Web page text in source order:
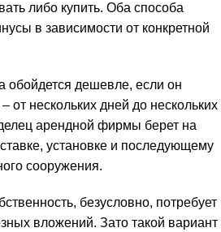
либо купить. Оба способа
в зависимости от конкретной
обойдется дешевле, если он
от нескольких дней до нескольких
арендной фирмы берет на
установке и последующему
сооружения.
безусловно, потребует
вложений. Зато такой вариант